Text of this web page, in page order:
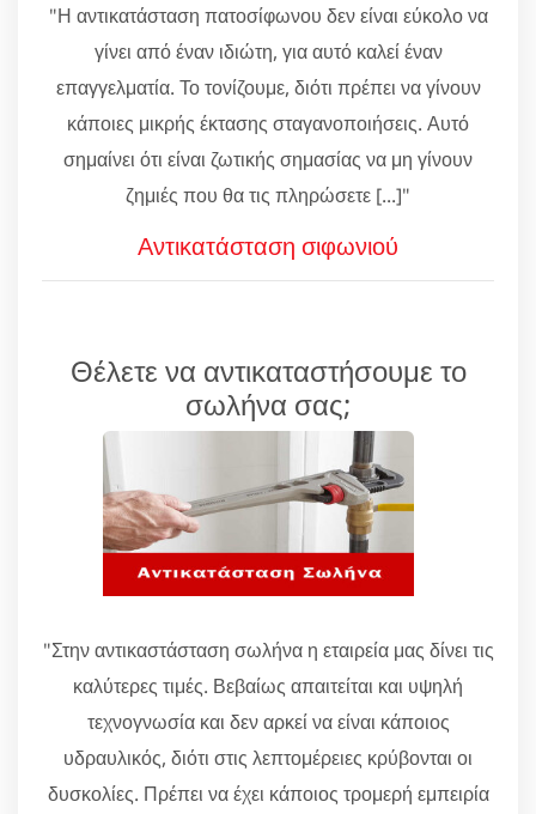
"Η αντικατάσταση πατοσίφωνου δεν είναι εύκολο να
γίνει από έναν ιδιώτη, για αυτό καλεί έναν
επαγγελματία. Το τονίζουμε, διότι πρέπει να γίνουν
κάποιες μικρής έκτασης σταγανοποιήσεις. Αυτό
σημαίνει ότι είναι ζωτικής σημασίας να μη γίνουν
ζημιές που θα τις πληρώσετε [...]"
Αντικατάσταση σιφωνιού
Θέλετε να αντικαταστήσουμε το
σωλήνα σας;
"Στην αντικαστάσταση σωλήνα η εταιρεία μας δίνει τις
καλύτερες τιμές. Βεβαίως απαιτείται και υψηλή
τεχνογνωσία και δεν αρκεί να είναι κάποιος
υδραυλικός, διότι στις λεπτομέρειες κρύβονται οι
δυσκολίες. Πρέπει να έχει κάποιος τρομερή εμπειρία